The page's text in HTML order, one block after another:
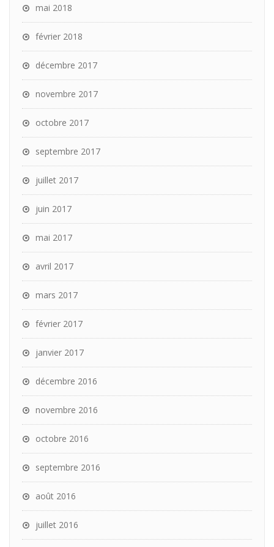
mai 2018
février 2018
décembre 2017
novembre 2017
octobre 2017
septembre 2017
juillet 2017
juin 2017
mai 2017
avril 2017
mars 2017
février 2017
janvier 2017
décembre 2016
novembre 2016
octobre 2016
septembre 2016
août 2016
juillet 2016